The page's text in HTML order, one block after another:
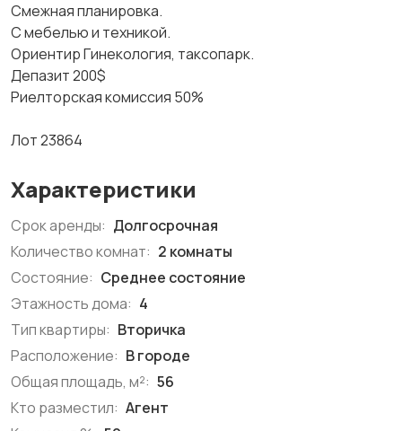
Смежная планировка.
С мебелью и техникой.
Ориентир Гинекология, таксопарк.
Депазит 200$
Риелторская комиссия 50%
Лот 23864
Характеристики
Срок аренды: Долгосрочная
Количество комнат: 2 комнаты
Состояние: Среднее состояние
Этажность дома: 4
Тип квартиры: Вторичка
Расположение: В городе
Общая площадь, м²: 56
Кто разместил: Агент